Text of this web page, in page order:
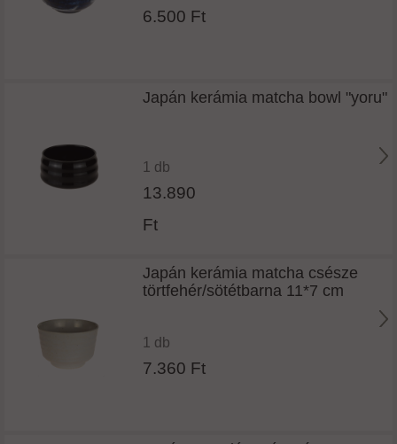
6.500 Ft
Japán kerámia matcha bowl "yoru"
1 db
13.890
Ft
Japán kerámia matcha csésze
törtfehér/sötétbarna 11*7 cm
1 db
7.360 Ft